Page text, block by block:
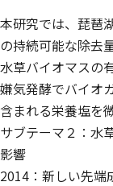
本研究では、琵琶
の持続可能な除去
水草バイオマスの
嫌気発酵でバイオ
含まれる栄養塩を
サブテーマ２：水
影響
2014：新しい先端